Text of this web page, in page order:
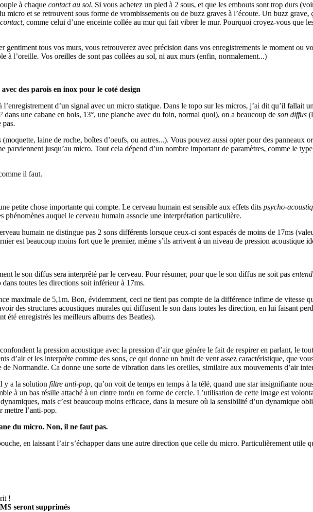
à chaque contact au sol. Si vous achetez un pied à 2 sous, et que les embouts sont trop durs
micro et se retrouvent sous forme de vrombissements ou de buzz graves à l’écoute. Un buzz
contact, comme celui d’une enceinte collée au mur qui fait vibrer le mur. Pourquoi croyez-vous que
tous vos murs, vous retrouverez avec précision dans vos enregistrements le moment ou
à l’oreille. Vos oreilles de sont pas collées au sol, ni aux murs (enfin, normalement...)
des parois en inox pour le coté design
d’un signal avec un micro statique. Dans le topo sur les micros, j’ai dit qu’il fallait
une cabane en bois, 13°, une planche avec du foin, normal quoi), on a beaucoup de son diffus
pas.
(moquette, laine de roche, boîtes d’oeufs, ou autres...). Vous pouvez aussi opter pour des panneaux
parviennent jusqu’au micro. Tout cela dépend d’un nombre important de paramètres, comme le
il faut.
petite chose importante qui compte. Le cerveau humain est sensible aux effets dits psycho-
phénomènes auquel le cerveau humain associe une interprétation particulière.
humain ne distingue pas 2 sons différents lorsque ceux-ci sont espacés de moins de 17ms
est beaucoup moins fort que le premier, même s’ils arrivent à un niveau de pression acoustique
le son diffus sera interprêté par le cerveau. Pour résumer, pour que le son diffus ne soit pas
toutes les directions soit inférieur à 17ms.
maximale de 5,1m. Bon, évidemment, ceci ne tient pas compte de la différence infime de vitesse
des structures acoustiques murales qui diffusent le son dans toutes les direction, en lui faisant
enregistrés les meilleurs albums des Beatles).
la pression acoustique avec la pression d’air que génére le fait de respirer en parlant, le
d’air et les interprète comme des sons, ce qui donne un bruit de vent assez caractéristique, que
Normandie. Ca donne une sorte de vibration dans les oreilles, similaire aux mouvements d’air
y a la solution filtre anti-pop, qu’on voit de temps en temps à la télé, quand une star insignifiante
à un bas résille attaché à un cintre tordu en forme de cercle. L’utilisation de cette image est
mais c’est beaucoup moins efficace, dans la mesure où la sensibilité d’un dynamique
mettre l’anti-pop.
du micro. Non, il ne faut pas.
en laissant l’air s’échapper dans une autre direction que celle du micro. Particulièrement utile
!
seront supprimés